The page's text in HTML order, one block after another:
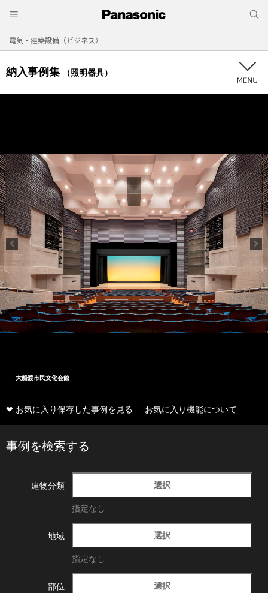
電気・建築設備（ビジネス）
納入事例集 （照明器具）
大船渡市民文化会館
❤ お気に入り保存した事例を見る お気に入り機能について
事例を検索する
建物分類 選択
指定なし
地域 選択
指定なし
部位 選択